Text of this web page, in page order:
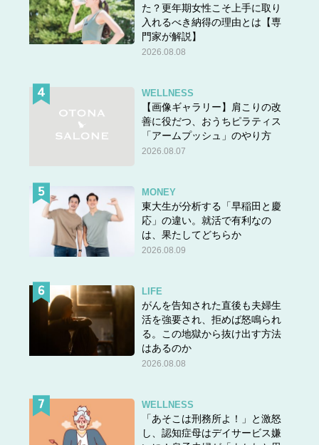
た？更年期女性こそ上手に取り
入れるべき納得の理由とは【専
門家が解説】
2026.08.08
WELLNESS
【画像ギャラリー】肩こりの改
善に役だつ、おうちピラティス
「アームプッシュ」のやり方
2026.08.07
MONEY
東大生が分析する「早稲田と慶
応」の違い。就活で有利なの
は、果たしてどちらか
2026.08.09
LIFE
がんを告知された直後も夫婦生
活を強要され、拒めば怒鳴られ
る。この地獄から抜け出す方法
はあるのか
2026.08.08
WELLNESS
「あそこは刑務所よ！」と激怒
し、認知症母はデイサービス嫌